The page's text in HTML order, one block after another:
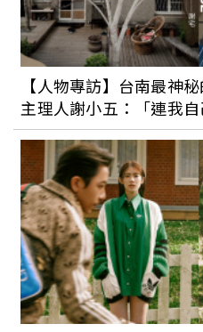
去馬祖追藍
整理：傳統
放慢步調品
藍眼淚季節
好，過上羨
第二屆馬祖
展現戰地文
【人物專訪】台南最神
主理人謝小五：「連我
址。」